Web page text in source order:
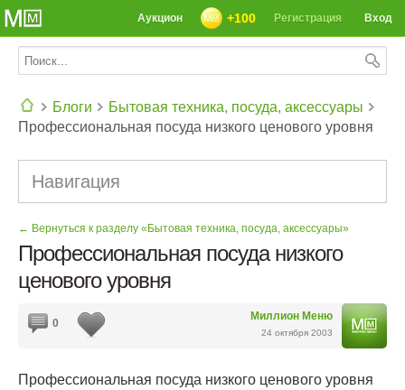
Вход
Регистрация
+100
Аукцион
Блоги
Бытовая техника, посуда, аксессуары
Профессиональная посуда низкого ценового уровня
Навигация
← Вернуться к разделу «Бытовая техника, посуда, аксессуары»
Профессиональная посуда низкого
ценового уровня
Миллион Меню
24 октября 2003
0
Профессиональная посуда низкого ценового уровня